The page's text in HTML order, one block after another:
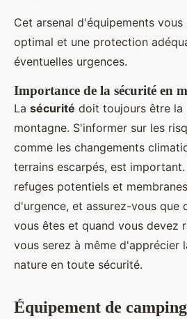
Cet arsenal d'équipements
optimal et une protection
éventuelles urgences.
Importance de la sécurité en
La sécurité doit toujours être la
montagne. S'informer sur les
comme les changements
terrains escarpés, est
refuges potentiels et
d'urgence, et assurez-vous que
vous êtes et quand vous devez
vous serez à même d'apprécier
nature en toute sécurité.
Équipement de camping